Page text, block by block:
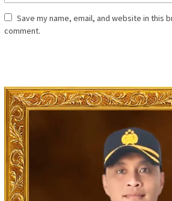
Save my name, email, and website in this
comment.